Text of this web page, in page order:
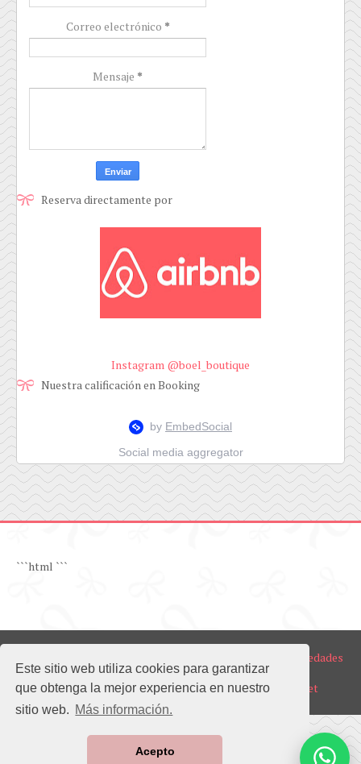
Este sitio web utiliza cookies para garantizar
que obtenga la mejor experiencia en nuestro
sitio web. Más información.
Acepto
Correo electrónico *
Mensaje *
Reserva directamente por
Instagram @boel_boutique
Nuestra calificación en Booking
Social media aggregator
```html ```
BOEL Realty | Venta y Alquiler de Propiedades
en Guayaquil Norte y Samborondón
Diseño del sitio web realizado porwww.ecuapromo.net